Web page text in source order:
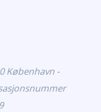
København -